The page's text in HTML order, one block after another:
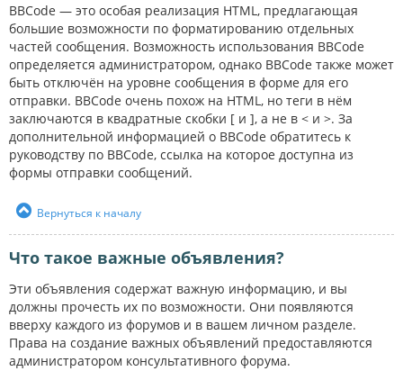
BBCode — это особая реализация HTML, предлагающая
большие возможности по форматированию отдельных
частей сообщения. Возможность использования BBCode
определяется администратором, однако BBCode также может
быть отключён на уровне сообщения в форме для его
отправки. BBCode очень похож на HTML, но теги в нём
заключаются в квадратные скобки [ и ], а не в < и >. За
дополнительной информацией о BBCode обратитесь к
руководству по BBCode, ссылка на которое доступна из
формы отправки сообщений.
Вернуться к началу
Что такое важные объявления?
Эти объявления содержат важную информацию, и вы
должны прочесть их по возможности. Они появляются
вверху каждого из форумов и в вашем личном разделе.
Права на создание важных объявлений предоставляются
администратором консультативного форума.